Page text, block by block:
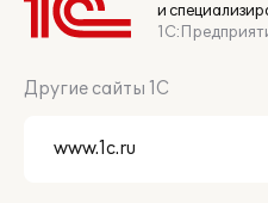
и
Другие сайты 1С